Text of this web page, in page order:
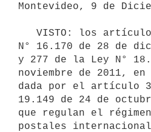
Montevideo, 9 de
N° 16.170 de 28 de
y 277 de la Ley N°
noviembre de 2011,
dada por el artículo
19.149 de 24 de
que regulan el régimen
postales